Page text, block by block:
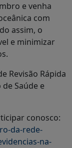
e venha
com
assim, o
e minimizar
Revisão Rápida
Saúde e
conosco:
da-rede-
na-